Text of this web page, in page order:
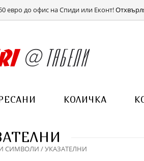
евро до офис на Спиди или Еконт!
ВХОД РЕГИСТРАЦИЯ
КОЛИЧКА
СИМВОЛИ / УКАЗАТЕЛНИ